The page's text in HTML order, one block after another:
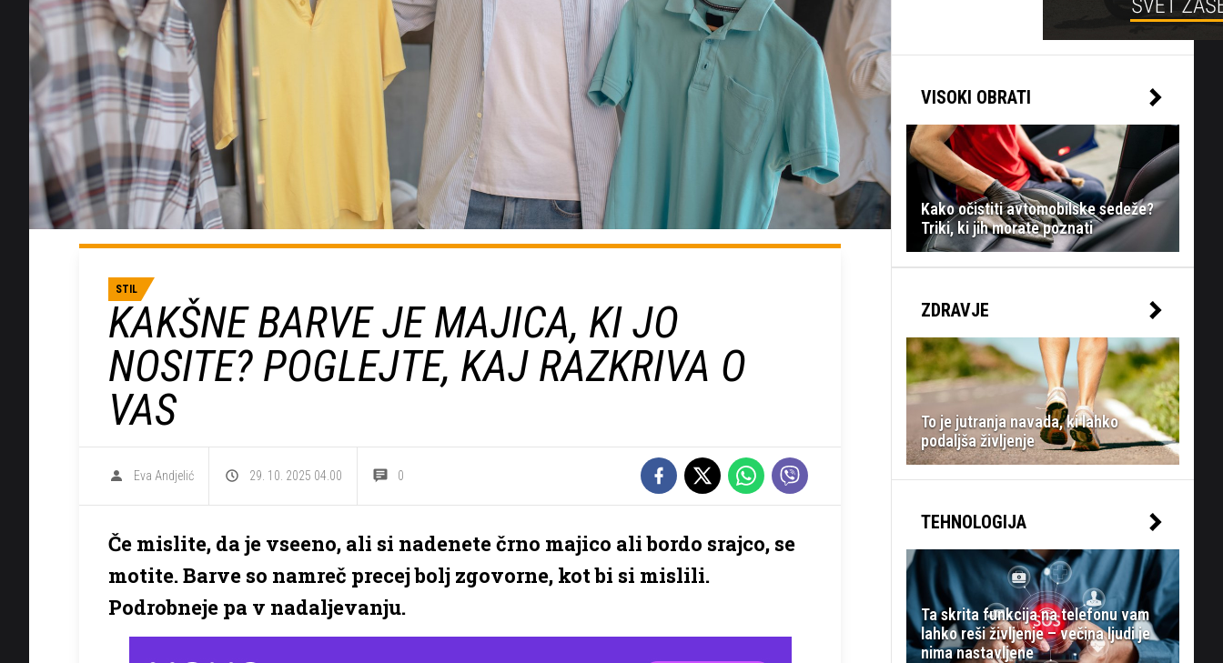
STIL
KAKŠNE BARVE JE MAJICA, KI JO
NOSITE? POGLEJTE, KAJ RAZKRIVA O
VAS
Eva Andjelić 29. 10. 2025 04.00 0
Če mislite, da je vseeno, ali si nadenete črno majico ali bordo srajco, se
motite. Barve so namreč precej bolj zgovorne, kot bi si mislili.
Podrobneje pa v nadaljevanju.
VISOKI OBRATI
Kako očistiti avtomobilske sedeže?
Triki, ki jih morate poznati
ZDRAVJE
To je jutranja navada, ki lahko
podaljša življenje
TEHNOLOGIJA
Ta skrita funkcija na telefonu vam
lahko reši življenje – večina ljudi je
nima nastavljene